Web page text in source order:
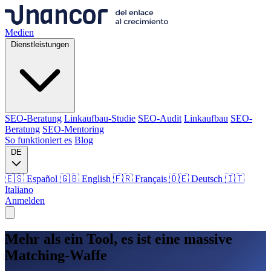
Medien
Dienstleistungen
SEO-Beratung Linkaufbau-Studie SEO-Audit Linkaufbau SEO-
Beratung SEO-Mentoring
So funktioniert es Blog
DE
🇪🇸 Español 🇬🇧 English 🇫🇷 Français 🇩🇪 Deutsch 🇮🇹
Italiano
Anmelden
Dienstleistungen
Mehr als ein Tool, es ist eine massive
Matching-Waffe